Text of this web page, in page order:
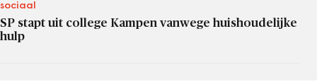
sociaal
SP stapt uit college Kampen vanwege huishoudelijke
hulp